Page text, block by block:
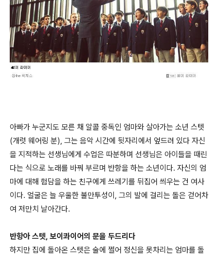
아빠가 누군지도 모른 채 알콜 중독인 엄마와 살아가는 소년 스텟
(개럿 웨어링 분), 그는 음악 시간에 뒷자리에서 엎드려 있다 자신
을 지적하는 선생님에게 수업은 따분하며 선생님은 아이들을 때린
다는 식으로 노래를 바꿔 부르며 반항을 하는 소년이다. 자신의 엄
마에 대해 험담을 하는 친구에게 쓰레기를 뒤집어 씌우는 건 여사
이다. 얼굴은 늘 우울한 불만투성이, 그의 발에 걸리는 돌은 걷어차
여 저만치 날아간다.
반항아 스텟, 보이콰이어의 문을 두드리다
하지만 집에 돌아온 스텟은 술에 쩔어 정신을 못차리는 엄마를 돌